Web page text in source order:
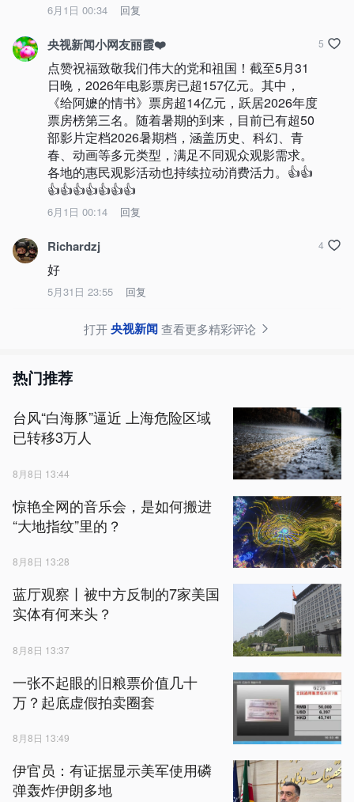
6月1日 00:34 回复
央视新闻小网友丽霞❤️
点赞祝福致敬我们伟大的党和祖国！截至5月31
日晚，2026年电影票房已超157亿元。其中，
《给阿嬷的情书》票房超14亿元，跃居2026年度
票房榜第三名。随着暑期的到来，目前已有超50
部影片定档2026暑期档，涵盖历史、科幻、青
春、动画等多元类型，满足不同观众观影需求。
各地的惠民观影活动也持续拉动消费活力。👍👍
👍👍👍👍👍👍👍
6月1日 00:14 回复
5
Richardzj
好
5月31日 23:55 回复
4
打开央视新闻查看更多精彩评论
热门推荐
台风“白海豚”逼近 上海危险区域
已转移3万人
8月8日 13:44
惊艳全网的音乐会，是如何搬进
“大地指纹”里的？
8月8日 13:28
蓝厅观察丨被中方反制的7家美国
实体有何来头？
8月8日 13:37
一张不起眼的旧粮票价值几十
万？起底虚假拍卖圈套
8月8日 13:49
伊官员：有证据显示美军使用磷
弹轰炸伊朗多地